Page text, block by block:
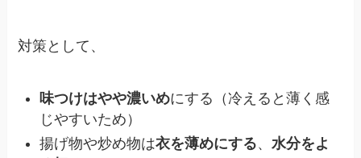
対策として、
味つけはやや濃いめにする（冷えると薄く感
じやすいため）
揚げ物や炒め物は衣を薄めにする、水分をよ